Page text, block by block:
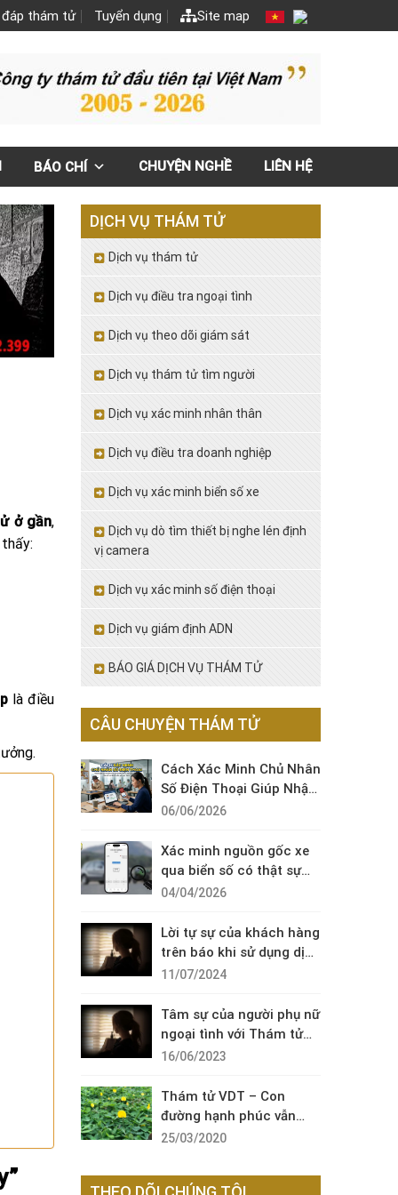
đáp thám tử Tuyển dụng Site map
BÁO CHÍ CHUYỆN NGHỀ LIÊN HỆ
ở gần,
là điều
DỊCH VỤ THÁM TỬ
Dịch vụ thám tử
Dịch vụ điều tra ngoại tình
Dịch vụ theo dõi giám sát
Dịch vụ thám tử tìm người
Dịch vụ xác minh nhân thân
Dịch vụ điều tra doanh nghiệp
Dịch vụ xác minh biển số xe
Dịch vụ dò tìm thiết bị nghe lén định
vị camera
Dịch vụ xác minh số điện thoại
Dịch vụ giám định ADN
BÁO GIÁ DỊCH VỤ THÁM TỬ
CÂU CHUYỆN THÁM TỬ
Cách Xác Minh Chủ Nhân
Số Điện Thoại Giúp Nhận
Diện Cuộc Gọi Đáng Ngờ
06/06/2026
Xác minh nguồn gốc xe
qua biển số có thật sự
cần thiết?
04/04/2026
Lời tự sự của khách hàng
trên báo khi sử dụng dịch
vụ thám tử sài gòn VDT
11/07/2024
Tâm sự của người phụ nữ
ngoại tình với Thám tử
VDT
16/06/2023
Thám tử VDT – Con
đường hạnh phúc vẫn
còn đó !
25/03/2020